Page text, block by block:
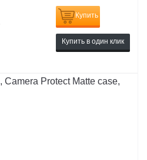
Купить
Купить в один клик
Protect Matte case,